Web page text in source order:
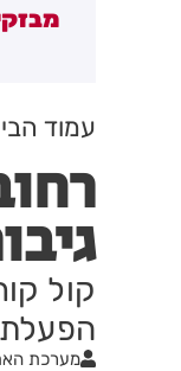
עמוד
קול
הפעלת
מערכת